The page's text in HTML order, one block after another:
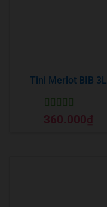
Tini Merlot BIB 3L
Được xếp
hạng55 sao
360.000₫